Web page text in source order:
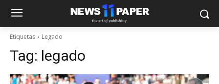
Etiquetas Legado
Tag: legado